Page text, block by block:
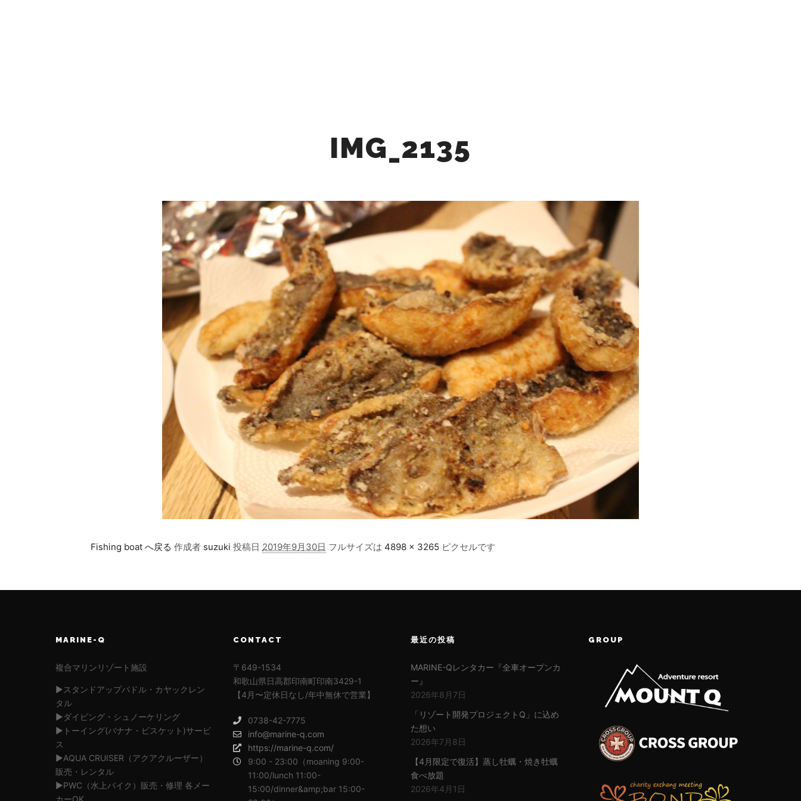
IMG_2135
Fishing boat へ戻る 作成者 suzuki 投稿日 2019年9月30日 フルサイズは 4898 × 3265 ピクセルです
MARINE-Q
複合マリンリゾート施設
▶︎スタンドアップパドル・カヤックレン
タル
▶︎ダイビング・シュノーケリング
▶︎トーイング(バナナ・ビスケット)サービ
ス
▶︎AQUA CRUISER（アクアクルーザー）
販売・レンタル
▶︎PWC（水上バイク）販売・修理 各メー
カーOK
CONTACT
〒649-1534
和歌山県日高郡印南町印南3429-1
【4月〜定休日なし/年中無休で営業】
0738-42-7775
info@marine-q.com
https://marine-q.com/
9:00 - 23:00（moaning 9:00-
11:00/lunch 11:00-
15:00/dinner&amp;bar 15:00-
最近の投稿
MARINE-Qレンタカー『全車オープンカ
ー』
2026年8月7日
「リゾート開発プロジェクトQ」に込め
た想い
2026年7月8日
【4月限定で復活】蒸し牡蠣・焼き牡蠣
食べ放題
2026年4月1日
GROUP